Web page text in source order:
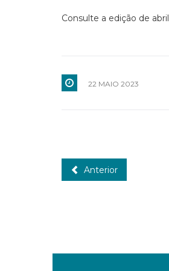
Consulte a edição de abril
22 MAIO 2023
Anterior